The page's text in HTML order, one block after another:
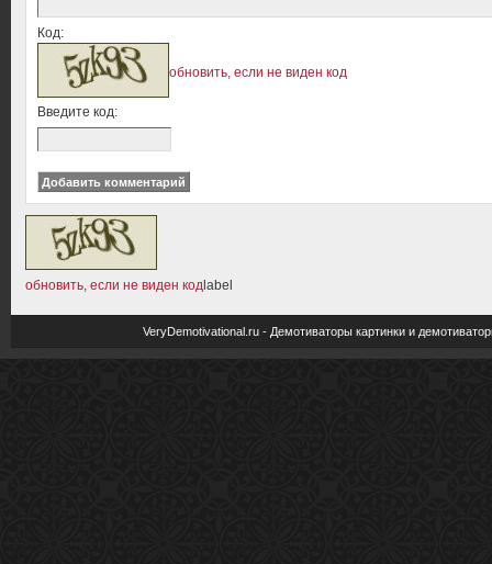
Код:
обновить, если не виден код
Введите код:
обновить, если не виден кодlabel
VeryDemotivational.ru - Демотиваторы картинки и